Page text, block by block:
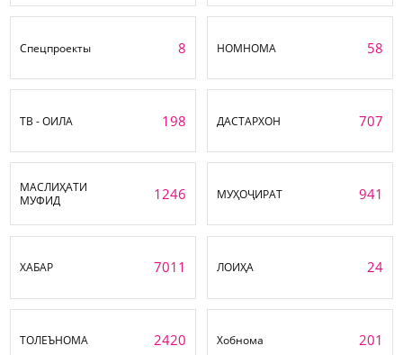
Спецпроекты 8 НОМНОМА 58
ТВ - ОИЛА 198 ДАСТАРХОН 707
МАСЛИҲАТИ
МУФИД
1246 МУҲОҶИРАТ 941
ХАБАР 7011 ЛОИҲА 24
ТОЛЕЪНОМА 2420 Хобнома 201